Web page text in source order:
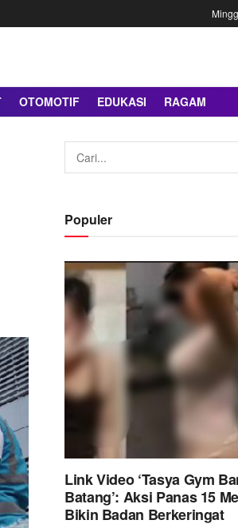
OTOMOTIF EDUKASI RAGAM
Populer
Link Video ‘Tasya Gym
Batang’: Aksi Panas 15
Bikin Badan Berkeringat